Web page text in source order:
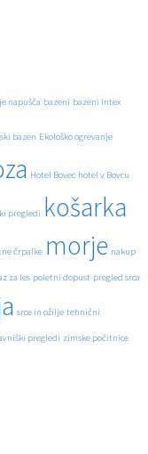
napušča bazeni bazeni Intex
bazen Ekološko ogrevanje
Hotel Bovec hotel v Bovcu
pregledi košarka
črpalke morje nakup
za les poletni dopust pregled srca
srce in ožilje tehnični
pregledi zimske počitnice